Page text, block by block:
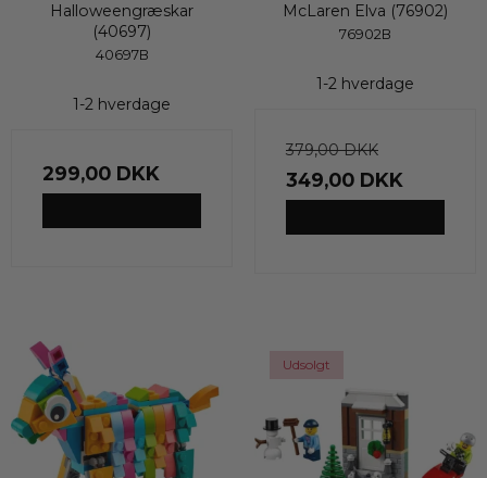
Halloweengræskar
(40697)
40697B
1-2 hverdage
299,00 DKK
McLaren Elva (76902)
76902B
1-2 hverdage
379,00 DKK
349,00 DKK
Udsolgt